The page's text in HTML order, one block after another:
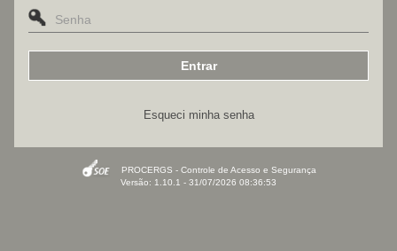
Esqueci minha senha
PROCERGS - Controle de Acesso e Segurança
Versão: 1.10.1 - 31/07/2026 08:36:53